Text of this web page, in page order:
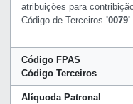
atribuições para
Código de Terceiros '0079'.
Código FPAS
Código Terceiros
Alíquoda Patronal